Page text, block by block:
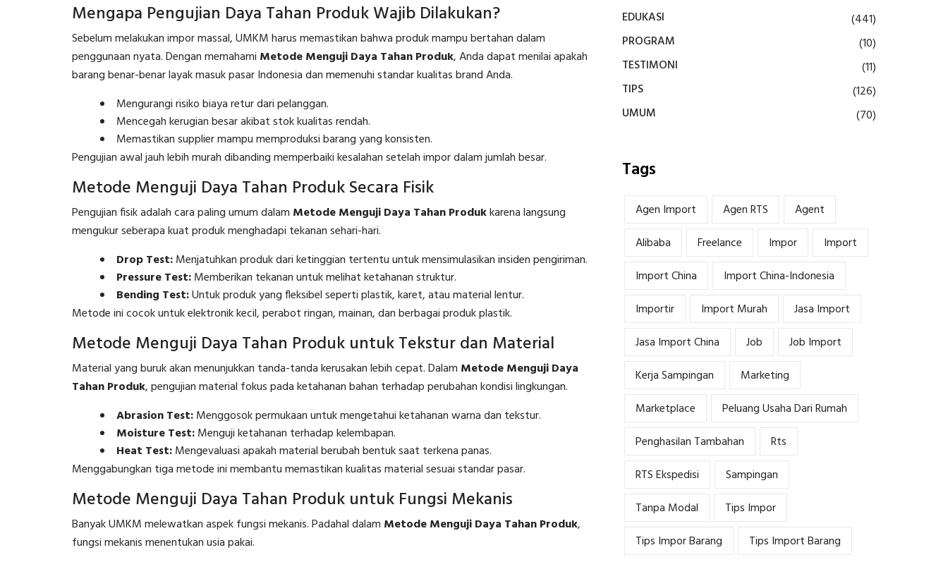
Mengapa Pengujian Daya Tahan Produk Wajib Dilakukan?
Sebelum melakukan impor massal, UMKM harus memastikan bahwa produk mampu bertahan dalam
penggunaan nyata. Dengan memahami Metode Menguji Daya Tahan Produk, Anda dapat menilai apakah
barang benar-benar layak masuk pasar Indonesia dan memenuhi standar kualitas brand Anda.
Mengurangi risiko biaya retur dari pelanggan.
Mencegah kerugian besar akibat stok kualitas rendah.
Memastikan supplier mampu memproduksi barang yang konsisten.
Pengujian awal jauh lebih murah dibanding memperbaiki kesalahan setelah impor dalam jumlah besar.
Metode Menguji Daya Tahan Produk Secara Fisik
Pengujian fisik adalah cara paling umum dalam Metode Menguji Daya Tahan Produkkarena langsung
mengukur seberapa kuat produk menghadapi tekanan sehari-hari.
Drop Test:Menjatuhkan produk dari ketinggian tertentu untuk mensimulasikan insiden pengiriman.
Pressure Test:Memberikan tekanan untuk melihat ketahanan struktur.
Bending Test:Untuk produk yang fleksibel seperti plastik, karet, atau material lentur.
Metode ini cocok untuk elektronik kecil, perabot ringan, mainan, dan berbagai produk plastik.
Metode Menguji Daya Tahan Produk untuk Tekstur dan Material
Material yang buruk akan menunjukkan tanda-tanda kerusakan lebih cepat. Dalam Metode Menguji Daya
Tahan Produk, pengujian material fokus pada ketahanan bahan terhadap perubahan kondisi lingkungan.
Abrasion Test:Menggosok permukaan untuk mengetahui ketahanan warna dan tekstur.
Moisture Test:Menguji ketahanan terhadap kelembapan.
Heat Test:Mengevaluasi apakah material berubah bentuk saat terkena panas.
Menggabungkan tiga metode ini membantu memastikan kualitas material sesuai standar pasar.
Metode Menguji Daya Tahan Produk untuk Fungsi Mekanis
Banyak UMKM melewatkan aspek fungsi mekanis. Padahal dalam Metode Menguji Daya Tahan Produk,
fungsi mekanis menentukan usia pakai.
EDUKASI
(441)
PROGRAM
(10)
TESTIMONI
(11)
TIPS
(126)
UMUM
(70)
Tags
Agen Import Agen RTS
Agent
Alibaba
Freelance Impor
Import
Import China
Import China-Indonesia
Importir
Import Murah
Jasa Import
Jasa Import China
Job
Job Import
Kerja Sampingan
Marketing
Marketplace
Peluang Usaha Dari Rumah
Penghasilan Tambahan
Rts
RTS Ekspedisi
Sampingan
Tanpa Modal
Tips Impor
Tips Impor Barang
Tips Import Barang